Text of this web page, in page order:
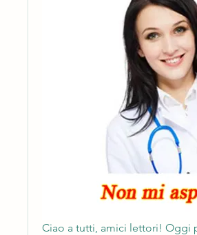
Ciao a tutti, amici lettori! Oggi